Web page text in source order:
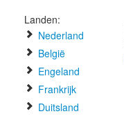
Landen:
Nederland
België
Engeland
Frankrijk
Duitsland